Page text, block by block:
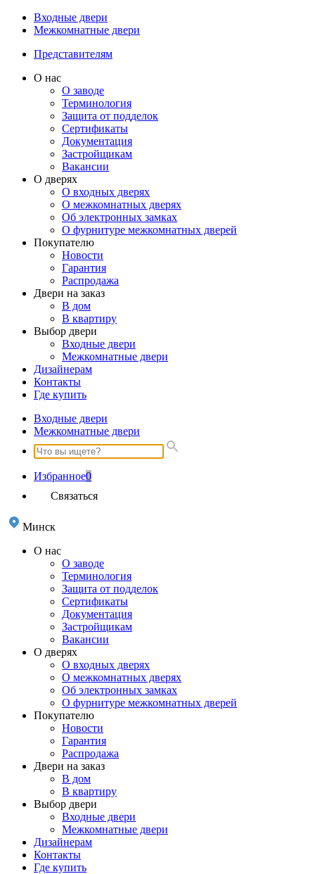
Входные двери
Межкомнатные двери
Представителям
О нас
О заводе
Терминология
Защита от подделок
Сертификаты
Документация
Застройщикам
Вакансии
О дверях
О входных дверях
О межкомнатных дверях
Об электронных замках
О фурнитуре межкомнатных дверей
Покупателю
Новости
Гарантия
Распродажа
Двери на заказ
В дом
В квартиру
Выбор двери
Входные двери
Межкомнатные двери
Дизайнерам
Контакты
Где купить
Входные двери
Межкомнатные двери
Избранное0
Связаться
Минск
О нас
О заводе
Терминология
Защита от подделок
Сертификаты
Документация
Застройщикам
Вакансии
О дверях
О входных дверях
О межкомнатных дверях
Об электронных замках
О фурнитуре межкомнатных дверей
Покупателю
Новости
Гарантия
Распродажа
Двери на заказ
В дом
В квартиру
Выбор двери
Входные двери
Межкомнатные двери
Дизайнерам
Контакты
Где купить